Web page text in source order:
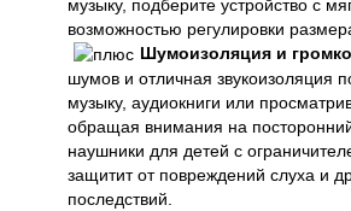
музыку, подберите устройство с
возможностью регулировки
Шумоизоляция и
шумов и отличная звукоизоляция
музыку, аудиокниги или
обращая внимания на
наушники для детей с
защитит от повреждений слуха и
последствий.